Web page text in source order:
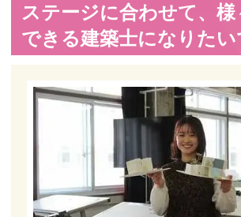
ステージに合わせて、
できる建築士になりたい